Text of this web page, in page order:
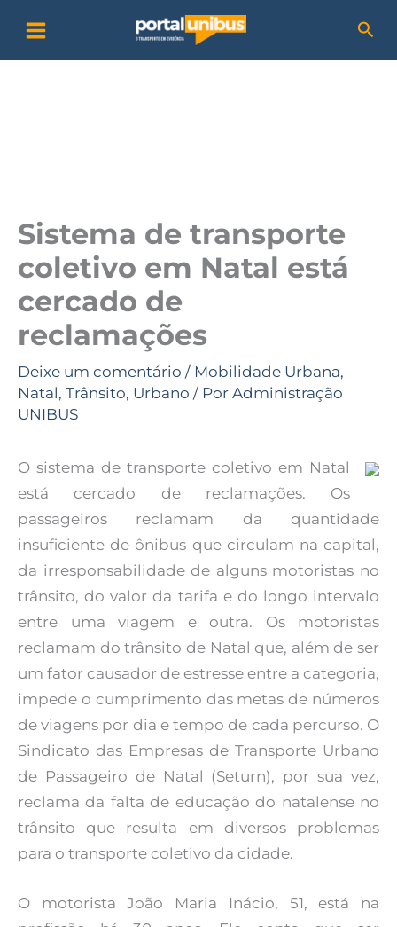
para
o
Sistema de transporte
coletivo em Natal está
cercado de
reclamações
Deixe um comentário / Mobilidade Urbana,
Natal, Trânsito, Urbano / Por Administração
UNIBUS
O sistema de transporte coletivo em Natal
está cercado de reclamações. Os
passageiros reclamam da quantidade
insuficiente de ônibus que circulam na capital,
da irresponsabilidade de alguns motoristas no
trânsito, do valor da tarifa e do longo intervalo
entre uma viagem e outra. Os motoristas
reclamam do trânsito de Natal que, além de ser
um fator causador de estresse entre a categoria,
impede o cumprimento das metas de números
de viagens por dia e tempo de cada percurso. O
Sindicato das Empresas de Transporte Urbano
de Passageiro de Natal (Seturn), por sua vez,
reclama da falta de educação do natalense no
trânsito que resulta em diversos problemas
para o transporte coletivo da cidade.
O motorista João Maria Inácio, 51, está na
a